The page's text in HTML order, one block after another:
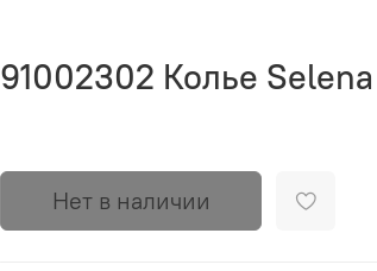
91002302 Колье Selena
Нет в наличии